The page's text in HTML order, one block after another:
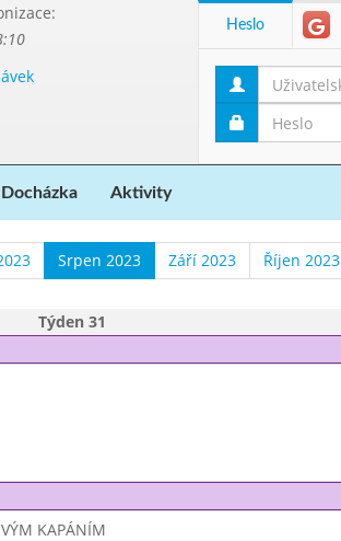
Heslo
Docházka Aktivity
Srpen 2023 Září 2023 Říjen 2023
Týden 31
KAPÁNÍM